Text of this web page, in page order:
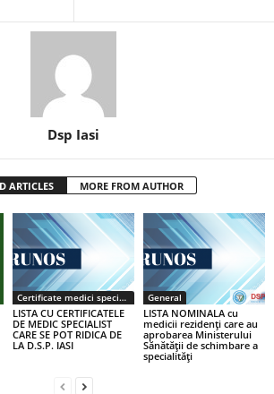
Dsp Iasi
ARTICLES MORE FROM AUTHOR
Certificate medici specialiști / primari
LISTA CU CERTIFICATELE
DE MEDIC SPECIALIST
CARE SE POT RIDICA DE
LA D.S.P. IASI
General
LISTA NOMINALA cu
medicii rezidenţi care au
aprobarea Ministerului
Sănătăţii de schimbare a
specialităţi